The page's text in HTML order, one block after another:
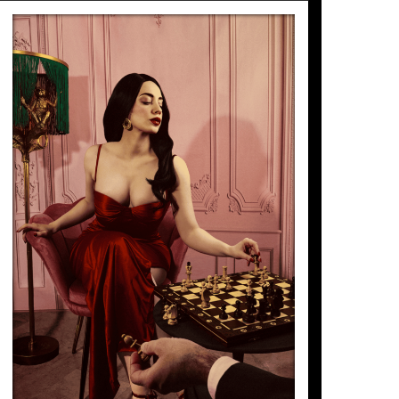
SEVILLE 1987
Lídia Vives
3.530€